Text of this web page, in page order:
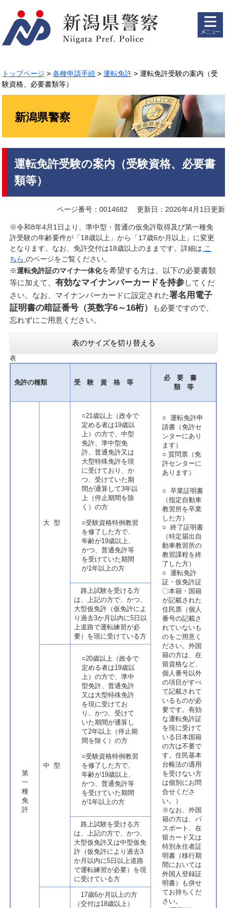
の
先
す。
ー
を
し
て
トップページ >各種申請手続 >運転免許 >運転免許受験の案内（受
験資格、必要書類等）
新潟県警察
運転免許受験の案内（受験資格、必要書
類等）
ページ番号：0014682 更新日：2026年4月1日更新
※令和8年4月1日より、準中型・普通の仮免許取得及び第一種免
許受験の年齢要件が「18歳以上」から「17歳6か月以上」に変更
となります。なお、免許交付は18歳以上のままです。詳細は こ
ちらのページをご覧ください。
​※運転免許証のマイナ一体化を希望する方は、以下の必要書類
等に加えて、有効なマイナンバーカードを持参してくだ
さい。なお、マイナンバーカードに設定された署名用電子
証明書の暗証番号（英数字6～16桁）
も必要ですので、
忘れずにご用意ください。
表のサイズを切り替える
表
免許の種類 受 験 資 格 等
必 要 書
類 等
第
一
種
免
許
大 型
○21歳以上（政令で
定める者は19歳以
上）の方で、中型
免許、準中型免
許、普通免許又は
大型特殊免許を現
に受けており、か
つ、受けていた期
間が通算して3年以
上（停止期間を除
く）の方
○受験資格特例教習
を修了した方で、
年齢が19歳以上、
かつ、普通免許等
を受けていた期間
が1年以上の方
○ 運転免許申
請書（免許セ
ンターにあり
ます）
○ 質問票（免
許センターに
あります）
○ 卒業証明書
（指定自動車
教習所を卒業
した方）
○ 終了証明書
（特定届出自
動車教習所の
教習課程を終
了した方）
○ 運転免許
証・仮免許証
〇本籍・国籍
が記載された
住民票（個人
番号の記載さ
れていないも
のをご用意く
ださい。外国
籍の方は、在
留資格など、
個人番号以外
の項目がすべ
て記載されて
いるものが必
要です。有効
な運転免許証
を現に受けて
いる日本国籍
の方は不要で
す。住民基本
台帳法の適用
を受けない方
は個別にお問
合せくださ
い。）
※なお、外国
籍の方は、パ
スポート、在
留カード又は
特別永住者証
明書（移行期
間においては
外国人登録証
明書）も併せ
てお持ちくだ
さい。
路上試験を受ける方
は、上記の方で、かつ、
大型仮免許（仮免許によ
り過去3か月以内に5日以
上道路で運転練習が必
要）を現に受けている方
中 型
○20歳以上（政令で
定める者は19歳以
上）の方で、準中
型免許、普通免許
又は大型特殊免許
を現に受けてお
り、かつ、受けて
いた期間が通算し
て2年以上（停止期
間を除く）の方
○受験資格特例教習
を修了した方で、
年齢が19歳以上、
かつ、普通免許等
を受けていた期間
が1年以上の方
路上試験を受ける方
は、上記の方で、かつ、
大型仮免許又は中型仮免
許（仮免許により過去3
か月以内に5日以上道路
で運転練習が必要）を現
に受けている方
17歳6か月以上の方
（交付は18歳以上）